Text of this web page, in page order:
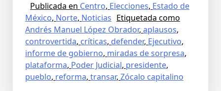
Publicada en Centro, Elecciones, Estado de
México, Norte, Noticias Etiquetada como
Andrés Manuel López Obrador, aplausos,
controvertida, críticas, defender, Ejecutivo,
informe de gobierno, miradas de sorpresa,
plataforma, Poder Judicial, presidente,
pueblo, reforma, transar, Zócalo capitalino